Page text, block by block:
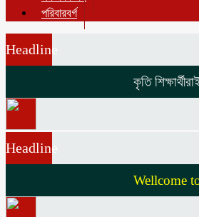
পরিবারবর্গ
Headline
কৃতি
Headline
Wellcome to